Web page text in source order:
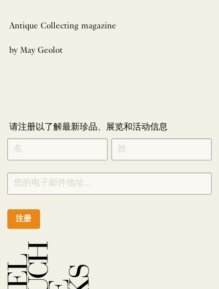
Antique Collecting magazine
by May Geolot
请注册以了解最新珍品、展览和活动信息
NEWLETTER
SIGNUP
CHINESE
*
注册